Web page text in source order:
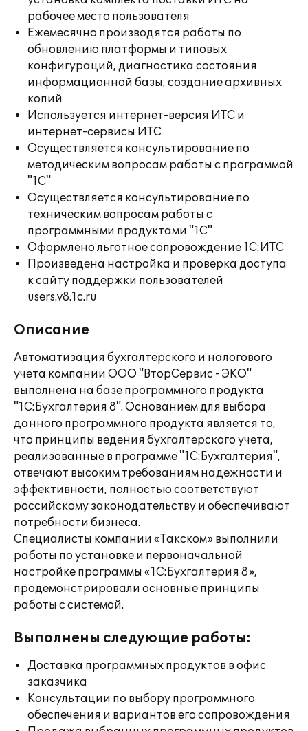
рабочее место пользователя
Ежемесячно производятся работы по
обновлению платформы и типовых
конфигураций, диагностика состояния
информационной базы, создание архивных
копий
Используется интернет-версия ИТС и
интернет-сервисы ИТС
Осуществляется консультирование по
методическим вопросам работы с программой
"1С"
Осуществляется консультирование по
техническим вопросам работы с
программными продуктами "1С"
Оформлено льготное сопровождение 1С:ИТС
Произведена настройка и проверка доступа
к сайту поддержки пользователей
users.v8.1c.ru
Описание
Автоматизация бухгалтерского и налогового
учета компании ООО "ВторСервис - ЭКО"
выполнена на базе программного продукта
"1С:Бухгалтерия 8". Основанием для выбора
данного программного продукта является то,
что принципы ведения бухгалтерского учета,
реализованные в программе "1С:Бухгалтерия",
отвечают высоким требованиям надежности и
эффективности, полностью соответствуют
российскому законодательству и обеспечивают
потребности бизнеса.
Специалисты компании «Такском» выполнили
работы по установке и первоначальной
настройке программы «1С:Бухгалтерия 8»,
продемонстрировали основные принципы
работы с системой.
Выполнены следующие работы:
Доставка программных продуктов в офис
заказчика
Консультации по выбору программного
обеспечения и вариантов его сопровождения